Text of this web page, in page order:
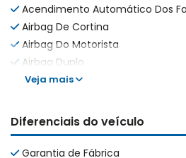
Acendimento Automático Dos
Airbag De Cortina
Airbag Do Motorista
Airbag Duplo
Veja mais
Diferenciais do veículo
Garantia de Fábrica